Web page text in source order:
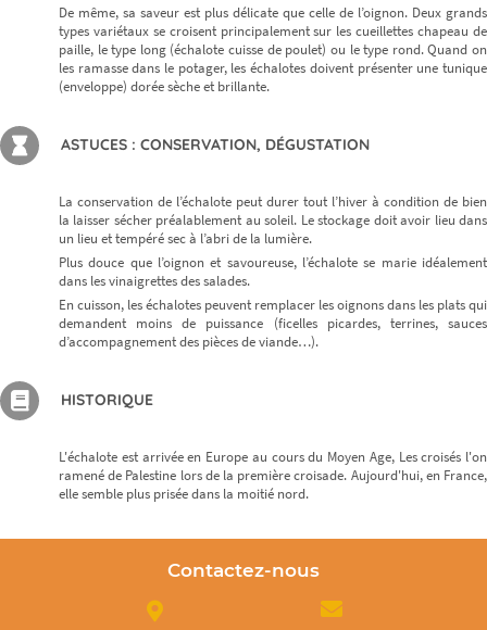
De même, sa saveur est plus délicate que celle de l’oignon. Deux grands
types variétaux se croisent principalement sur les cueillettes chapeau de
paille, le type long (échalote cuisse de poulet) ou le type rond. Quand on
les ramasse dans le potager, les échalotes doivent présenter une tunique
(enveloppe) dorée sèche et brillante.
ASTUCES : CONSERVATION, DÉGUSTATION
La conservation de l’échalote peut durer tout l’hiver à condition de bien
la laisser sécher préalablement au soleil. Le stockage doit avoir lieu dans
un lieu et tempéré sec à l’abri de la lumière.
Plus douce que l’oignon et savoureuse, l’échalote se marie idéalement
dans les vinaigrettes des salades.
En cuisson, les échalotes peuvent remplacer les oignons dans les plats qui
demandent moins de puissance (ficelles picardes, terrines, sauces
d’accompagnement des pièces de viande…).
HISTORIQUE
L'échalote est arrivée en Europe au cours du Moyen Age, Les croisés l'on
ramené de Palestine lors de la première croisade. Aujourd'hui, en France,
elle semble plus prisée dans la moitié nord.
Contactez-nous